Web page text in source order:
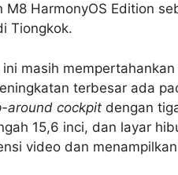
M8 HarmonyOS Edition
Tiongkok.
masih
terbesar ada
around cockpitdengan
15,6 inci, dan layar
video dan